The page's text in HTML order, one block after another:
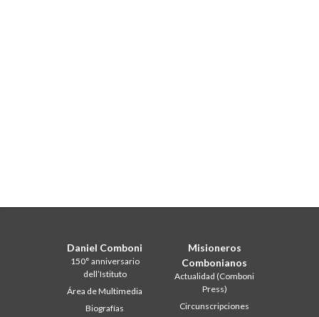
Daniel Comboni
150° anniversario
dell’Istituto
Área de Multimedia
Biografías
Misioneros
Combonianos
Actualidad (Comboni
Press)
Circunscripciones